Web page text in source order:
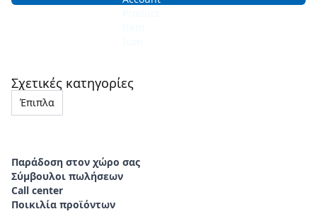
Σχετικές κατηγορίες
Έπιπλα
Παράδοση στον χώρο σας
Σύμβουλοι πωλήσεων
Call center
Ποικιλία προϊόντων